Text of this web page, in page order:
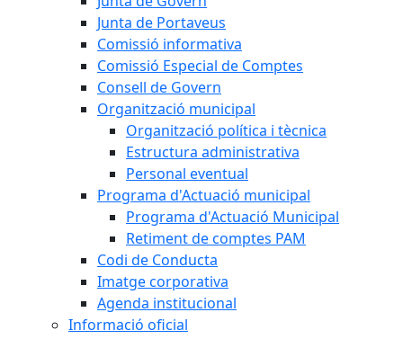
Junta de Portaveus
Comissió informativa
Comissió Especial de Comptes
Consell de Govern
Organització municipal
Organització política i tècnica
Estructura administrativa
Personal eventual
Programa d'Actuació municipal
Programa d'Actuació Municipal
Retiment de comptes PAM
Codi de Conducta
Imatge corporativa
Agenda institucional
Informació oficial